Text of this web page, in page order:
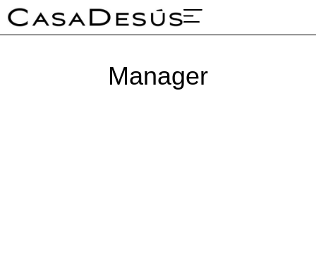
Manager